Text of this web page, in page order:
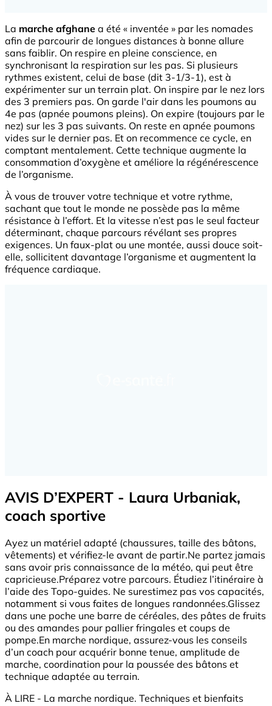
La marche afghane a été « inventée » par les nomades
afin de parcourir de longues distances à bonne allure
sans faiblir. On respire en pleine conscience, en
synchronisant la respiration sur les pas. Si plusieurs
rythmes existent, celui de base (dit 3-1/3-1), est à
expérimenter sur un terrain plat. On inspire par le nez lors
des 3 premiers pas. On garde l'air dans les poumons au
4e pas (apnée poumons pleins). On expire (toujours par le
nez) sur les 3 pas suivants. On reste en apnée poumons
vides sur le dernier pas. Et on recommence ce cycle, en
comptant mentalement. Cette technique augmente la
consommation d’oxygène et améliore la régénérescence
de l’organisme.
À vous de trouver votre technique et votre rythme,
sachant que tout le monde ne possède pas la même
résistance à l’effort. Et la vitesse n’est pas le seul facteur
déterminant, chaque parcours révélant ses propres
exigences. Un faux-plat ou une montée, aussi douce soit-
elle, sollicitent davantage l’organisme et augmentent la
fréquence cardiaque.
AVIS D’EXPERT - Laura Urbaniak,
coach sportive
Ayez un matériel adapté (chaussures, taille des bâtons,
vêtements) et vérifiez-le avant de partir.Ne partez jamais
sans avoir pris connaissance de la météo, qui peut être
capricieuse.Préparez votre parcours. Étudiez l’itinéraire à
l’aide des Topo-guides. Ne surestimez pas vos capacités,
notamment si vous faites de longues randonnées.Glissez
dans une poche une barre de céréales, des pâtes de fruits
ou des amandes pour pallier fringales et coups de
pompe.En marche nordique, assurez-vous les conseils
d’un coach pour acquérir bonne tenue, amplitude de
marche, coordination pour la poussée des bâtons et
technique adaptée au terrain.
À LIRE - La marche nordique. Techniques et bienfaits